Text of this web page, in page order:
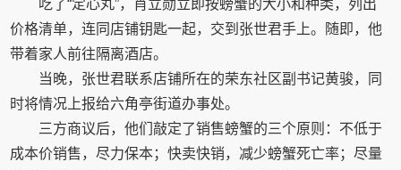
吃了“定心丸”，肖立勋立即按螃蟹的大小和种类，列出
价格清单，连同店铺钥匙一起，交到张世君手上。随即，他
带着家人前往隔离酒店。
当晚，张世君联系店铺所在的荣东社区副书记黄骏，同
时将情况上报给六角亭街道办事处。
三方商议后，他们敲定了销售螃蟹的三个原则：不低于
成本价销售，尽力保本；快卖快销，减少螃蟹死亡率；尽量